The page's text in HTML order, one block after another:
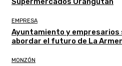
EMPRESA
Ayuntamiento y empresarios
abordar el futuro de La
MONZÓN